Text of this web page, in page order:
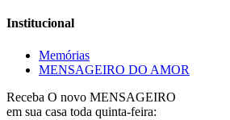
Institucional
Memórias
MENSAGEIRO DO AMOR
Receba O novo MENSAGEIRO
em sua casa toda quinta-feira: